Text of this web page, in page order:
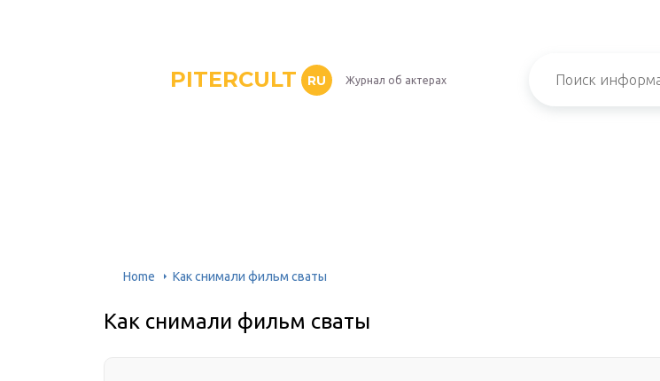
PITERCULT RU Журнал об актерах
Home Как снимали фильм сваты
Как снимали фильм сваты